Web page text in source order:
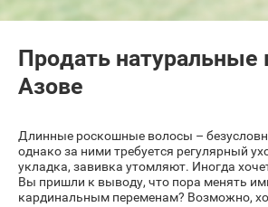
Продать натуральные
Азове
Длинные роскошные волосы –
однако за ними требуется регулярный
укладка, завивка утомляют. Иногда
Вы пришли к выводу, что пора менять
кардинальным переменам? Возможно,